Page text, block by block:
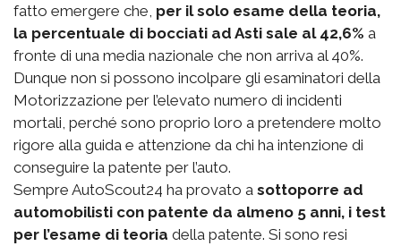
fatto emergere che, per il solo esame della teoria,
la percentuale di bocciati ad Asti sale al 42,6% a
fronte di una media nazionale che non arriva al 40%.
Dunque non si possono incolpare gli esaminatori della
Motorizzazione per l’elevato numero di incidenti
mortali, perché sono proprio loro a pretendere molto
rigore alla guida e attenzione da chi ha intenzione di
conseguire la patente per l’auto.
Sempre AutoScout24 ha provato a sottoporre ad
automobilisti con patente da almeno 5 anni, i test
per l’esame di teoria della patente. Si sono resi